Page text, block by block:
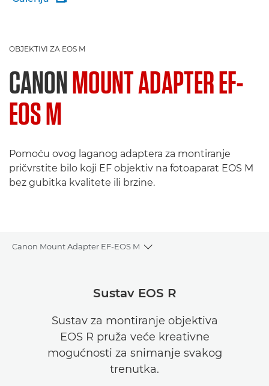
OBJEKTIVI ZA EOS M
CANONMOUNT ADAPTER EF-
EOS M
Pomoću ovog laganog adaptera za montiranje
pričvrstite bilo koji EF objektiv na fotoaparat EOS M
bez gubitka kvalitete ili brzine.
Canon Mount Adapter EF-EOS M
Toggle breadcrumbs
Sustav EOS R
Sustav za montiranje objektiva
EOS R pruža veće kreativne
mogućnosti za snimanje svakog
trenutka.